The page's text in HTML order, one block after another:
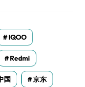
IQOO
Redmi
国 京东